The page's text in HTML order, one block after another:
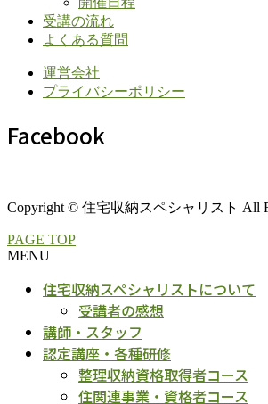
受講の流れ
よくある質問
運営会社
プライバシーポリシー
Facebook
Copyright © 住宅収納スペシャリスト All
PAGE TOP
MENU
住宅収納スペシャリストについて
受講者の感想
講師・スタッフ
認定講座・各種研修
整理収納資格取得者コース
住関連事業・資格者コース